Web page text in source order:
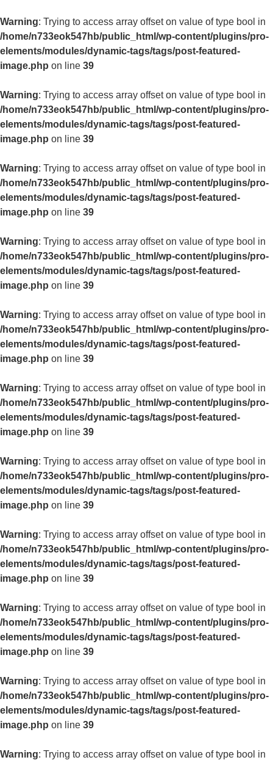
Warning: Trying to access array offset on value of type bool in
/home/n733eok547hb/public_html/wp-content/plugins/pro-
elements/modules/dynamic-tags/tags/post-featured-
image.php on line 39
Warning: Trying to access array offset on value of type bool in
/home/n733eok547hb/public_html/wp-content/plugins/pro-
elements/modules/dynamic-tags/tags/post-featured-
image.php on line 39
Warning: Trying to access array offset on value of type bool in
/home/n733eok547hb/public_html/wp-content/plugins/pro-
elements/modules/dynamic-tags/tags/post-featured-
image.php on line 39
Warning: Trying to access array offset on value of type bool in
/home/n733eok547hb/public_html/wp-content/plugins/pro-
elements/modules/dynamic-tags/tags/post-featured-
image.php on line 39
Warning: Trying to access array offset on value of type bool in
/home/n733eok547hb/public_html/wp-content/plugins/pro-
elements/modules/dynamic-tags/tags/post-featured-
image.php on line 39
Warning: Trying to access array offset on value of type bool in
/home/n733eok547hb/public_html/wp-content/plugins/pro-
elements/modules/dynamic-tags/tags/post-featured-
image.php on line 39
Warning: Trying to access array offset on value of type bool in
/home/n733eok547hb/public_html/wp-content/plugins/pro-
elements/modules/dynamic-tags/tags/post-featured-
image.php on line 39
Warning: Trying to access array offset on value of type bool in
/home/n733eok547hb/public_html/wp-content/plugins/pro-
elements/modules/dynamic-tags/tags/post-featured-
image.php on line 39
Warning: Trying to access array offset on value of type bool in
/home/n733eok547hb/public_html/wp-content/plugins/pro-
elements/modules/dynamic-tags/tags/post-featured-
image.php on line 39
Warning: Trying to access array offset on value of type bool in
/home/n733eok547hb/public_html/wp-content/plugins/pro-
elements/modules/dynamic-tags/tags/post-featured-
image.php on line 39
Warning: Trying to access array offset on value of type bool in